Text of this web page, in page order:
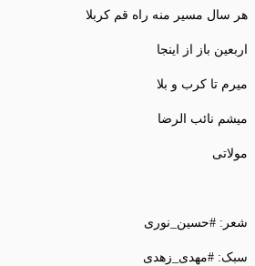
هر سال مسیر منه راه قم کربلا
اربعین باز از اینجا
میرم تا کرب و بلا
میشم نائب الرضا
مولاتی
شعر: #حسین_نوری
سبک: #مهدی_زهدی